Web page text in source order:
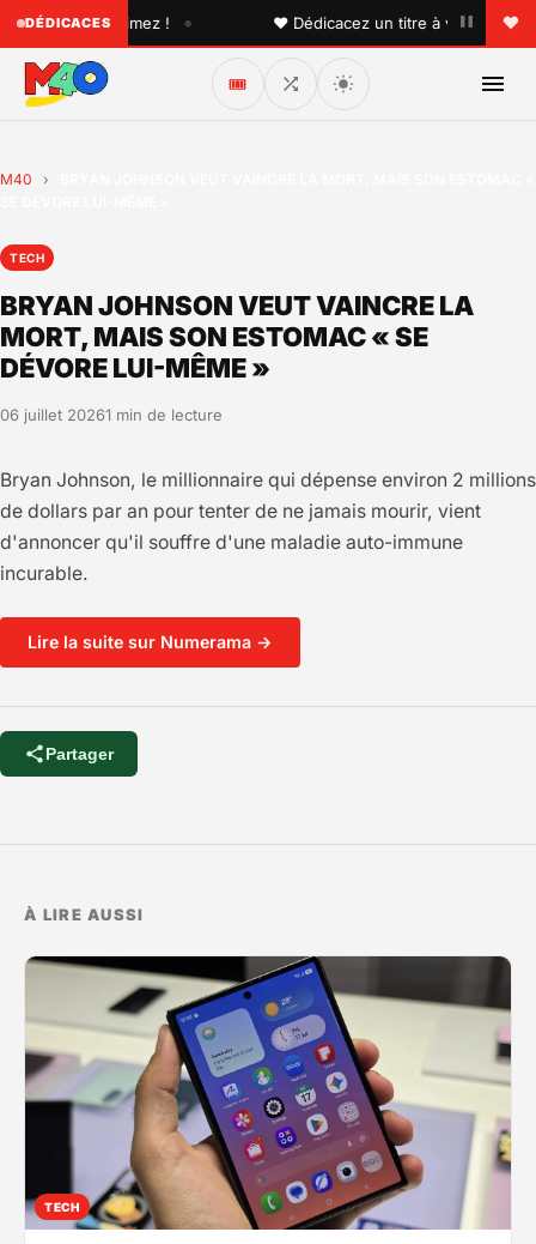
DÉDICACES
que vous aimez ! • ♥ Dédicacez un titre à vos proches
🎟️
M40 ›
TECH
BRYAN JOHNSON VEUT VAINCRE LA
MORT, MAIS SON ESTOMAC « SE
DÉVORE LUI-MÊME »
06 juillet 20261 min de lecture
Bryan Johnson, le millionnaire qui dépense environ 2 millions
de dollars par an pour tenter de ne jamais mourir, vient
d'annoncer qu'il souffre d'une maladie auto-immune
incurable.
Lire la suite sur Numerama →
Partager
À LIRE AUSSI
TECH